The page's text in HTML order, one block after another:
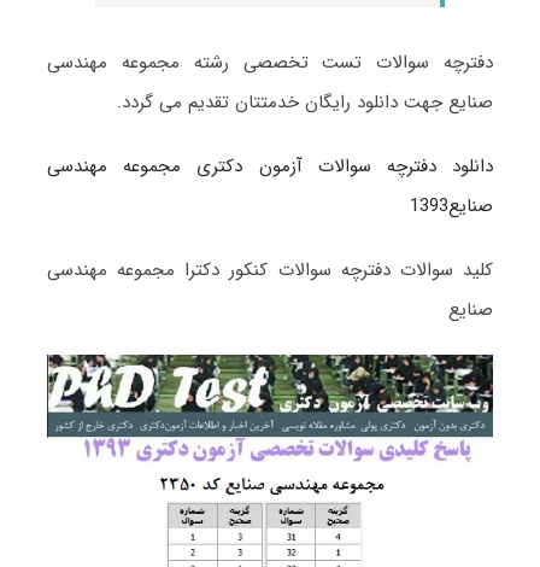
دفترچه سوالات تست تخصصی رشته مجموعه مهندسی
صنایع جهت دانلود رایگان خدمتتان تقدیم می گردد.
دانلود دفترچه سوالات آزمون دکتری مجموعه مهندسی
صنایع1393
کلید سوالات دفترچه سوالات کنکور دکترا مجموعه مهندسی
صنایع